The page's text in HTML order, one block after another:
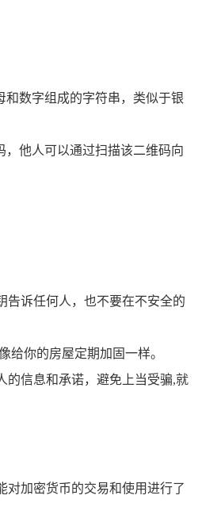
和数字组成的字符串，类似于银
他人可以通过扫描该二维码向
告诉任何人，也不要在不安全的
给你的房屋定期加固一样。
的信息和承诺，避免上当受骗,就
对加密货币的交易和使用进行了